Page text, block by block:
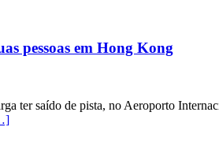
pessoas em Hong Kong
ter saído de pista, no Aeroporto